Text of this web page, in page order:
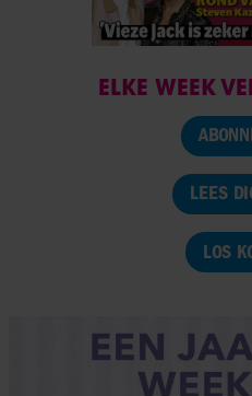
ELKE WEEK
LEES
LOS